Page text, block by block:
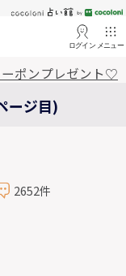
ログイン メニュー
ーポンプレゼント♡
ージ目)
2652件